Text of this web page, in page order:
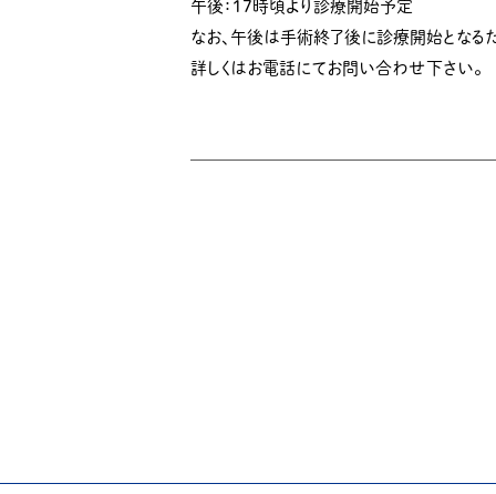
午後：１７時頃より診療開始予定
なお、午後は手術終了後に診療開始となる
詳しくはお電話にてお問い合わせ下さい。